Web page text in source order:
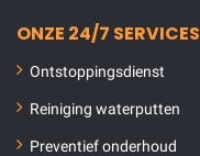
ONZE 24/7 SERVICES
Ontstoppingsdienst
Reiniging waterputten
Preventief onderhoud